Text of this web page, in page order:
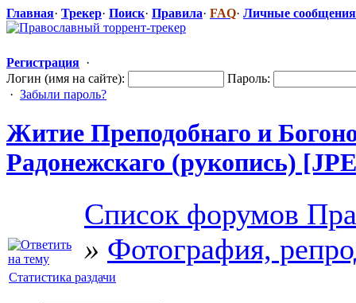
Главная· Трекер· Поиск· Правила· FAQ· Личные сообщения
Регистрация ·
Логин (имя на сайте):
Пароль:
· Забыли пароль?
Житие Преподобнаго и
Радонежскаго (рукопись)
Список форумов
» Фотография,
Статистика раздачи